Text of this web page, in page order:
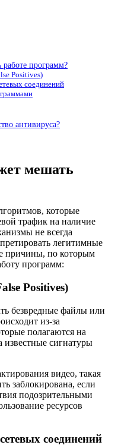
программ?
Positives)
соединений
антивируса?
мешать
которые
трафик на наличие
не всегда
легитимные
причины, по которым
программ:
Positives)
безвредные файлы или
из-за
полагаются на
известные сигнатуры
видео, такая
заблокирована, если
подозрительными
ресурсов
соединений